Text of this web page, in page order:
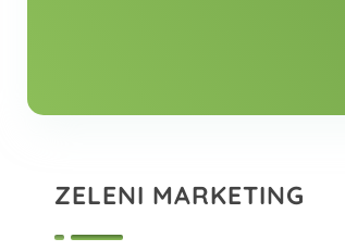
ZELENI MARKETING